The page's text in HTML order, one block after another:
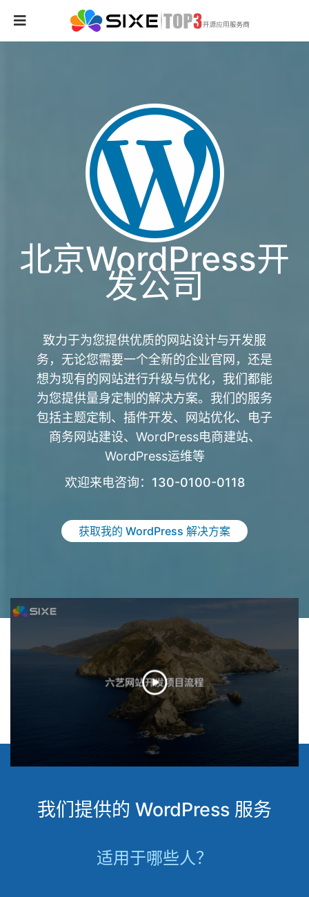
北京WordPress开
发公司
致力于为您提供优质的网站设计与开发服
务，无论您需要一个全新的企业官网，还是
想为现有的网站进行升级与优化，我们都能
为您提供量身定制的解决方案。我们的服务
包括主题定制、插件开发、网站优化、电子
商务网站建设、WordPress电商建站、
WordPress运维等
欢迎来电咨询：130-0100-0118
获取我的 WordPress 解决方案
我们提供的 WordPress 服务
适用于哪些人？